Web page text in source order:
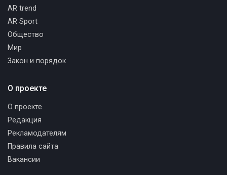
AR trend
AR Sport
Общество
Мир
Закон и порядок
О проекте
О проекте
Редакция
Рекламодателям
Правила сайта
Вакансии